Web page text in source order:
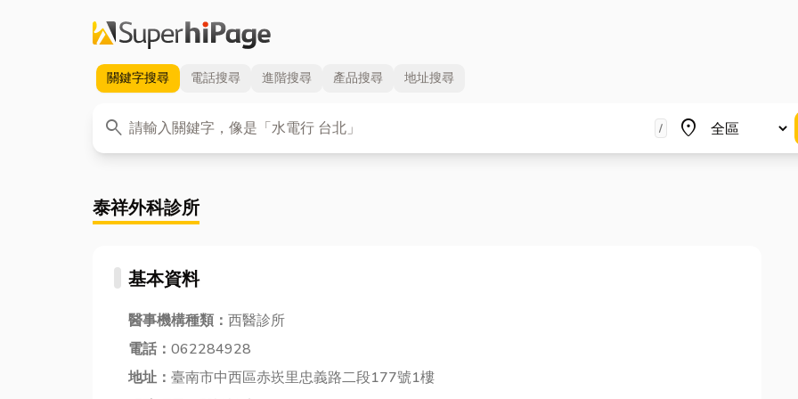
關鍵字搜尋 電話搜尋 進階搜尋 產品搜尋 地址搜尋
search
關鍵字 / place
地區
泰祥外科診所
基本資料
醫事機構種類： 西醫診所
電話： 062284928
地址： 臺南市中西區赤崁里忠義路二段177號1樓